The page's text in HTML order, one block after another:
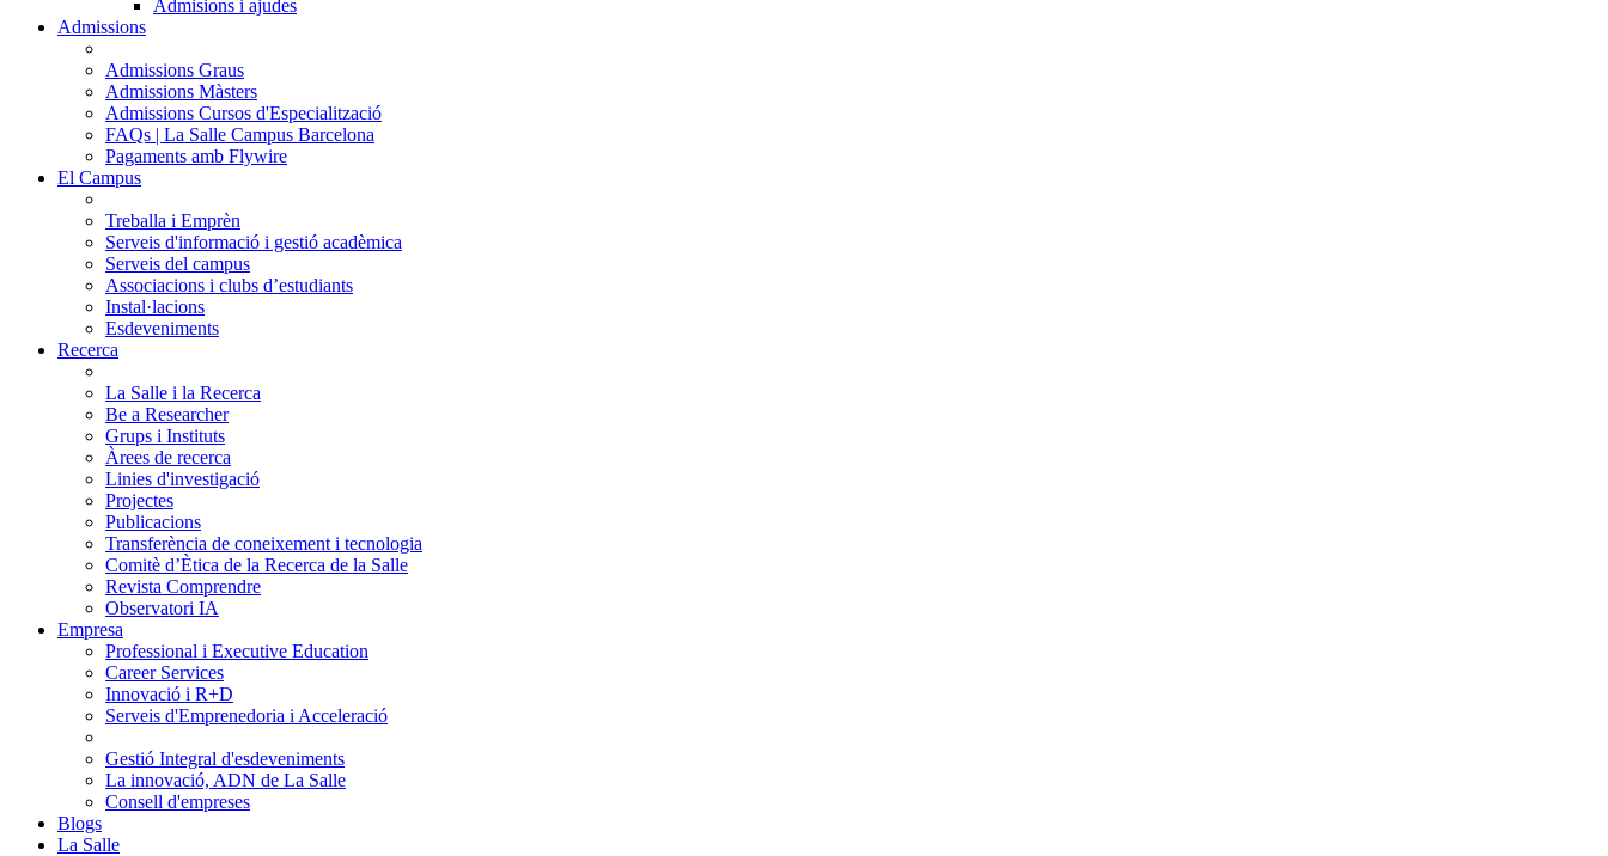
Admisions i ajudes
Admissions
Admissions Graus
Admissions Màsters
Admissions Cursos d'Especialització
FAQs | La Salle Campus Barcelona
Pagaments amb Flywire
El Campus
Treballa i Emprèn
Serveis d'informació i gestió acadèmica
Serveis del campus
Associacions i clubs d’estudiants
Instal·lacions
Esdeveniments
Recerca
La Salle i la Recerca
Be a Researcher
Grups i Instituts
Àrees de recerca
Linies d'investigació
Projectes
Publicacions
Transferència de coneixement i tecnologia
Comitè d’Ètica de la Recerca de la Salle
Revista Comprendre
Observatori IA
Empresa
Professional i Executive Education
Career Services
Innovació i R+D
Serveis d'Emprenedoria i Acceleració
Gestió Integral d'esdeveniments
La innovació, ADN de La Salle
Consell d'empreses
Blogs
La Salle